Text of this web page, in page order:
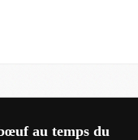
au temps du